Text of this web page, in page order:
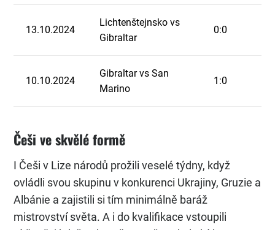
13.10.2024
Lichtenštejnsko vs
Gibraltar
0:0
10.10.2024
Gibraltar vs San
Marino
1:0
Češi ve skvělé formě
I Češi v Lize národů prožili veselé týdny, když
ovládli svou skupinu v konkurenci Ukrajiny, Gruzie a
Albánie a zajistili si tím minimálně baráž
mistrovství světa. A i do kvalifikace vstoupili